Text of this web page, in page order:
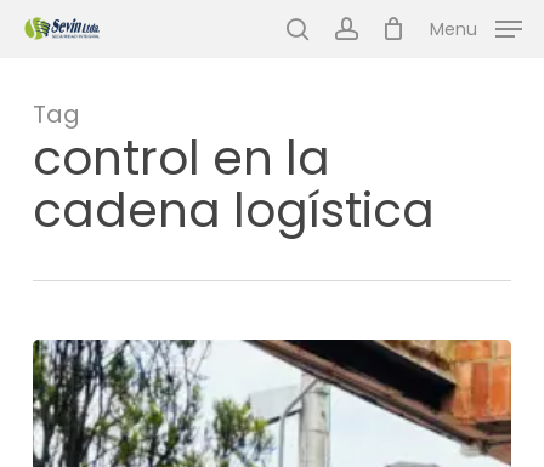
Skip
content
Menu
Tag
control en la
cadena logística
Seguridad
canina:
un
apoyo